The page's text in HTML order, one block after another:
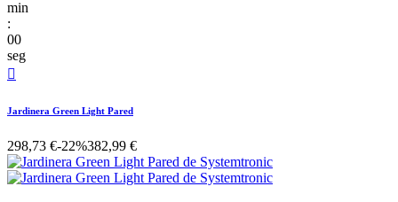
min
:
00
seg

Jardinera Green Light Pared
298,73 €-22%382,99 €